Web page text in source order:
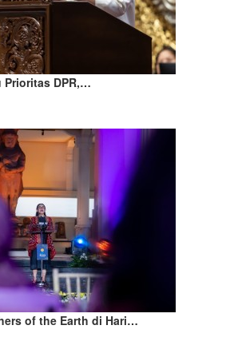
Prioritas DPR,…
of the Earth di Hari…